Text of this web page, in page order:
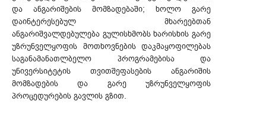
და ანგარიშების მომზადებაში; ხოლო გარე
დაინტერესებულ მხარეებთან
ანგარიშვალდებულება გულისხმობს ხარისხის გარე
უზრუნველყოფის მოთხოვნების დაკმაყოფილებას
საგანამანათლბელო პროგრამებისა და
უნივერსიტეტის თვითშეფასების ანგარიშის
მომზადების და გარე უზრუნველყოფის
პროცედურების გავლის გზით.